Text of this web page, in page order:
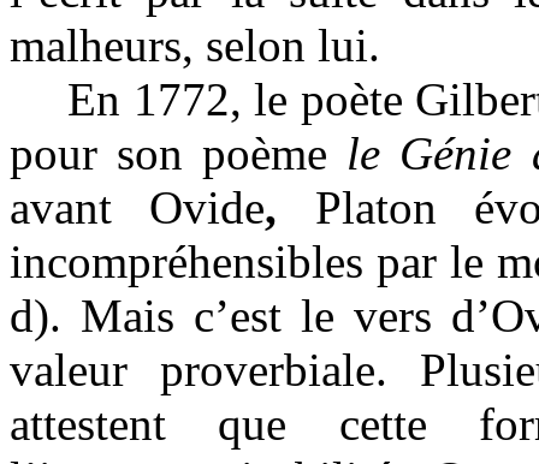
malheurs, selon lui.
En 1772, le poète
pour son poème le Génie
avant
Ovide, Platon
incompréhensibles par le
d). Mais c’est le vers
valeur proverbiale.
attestent que cette